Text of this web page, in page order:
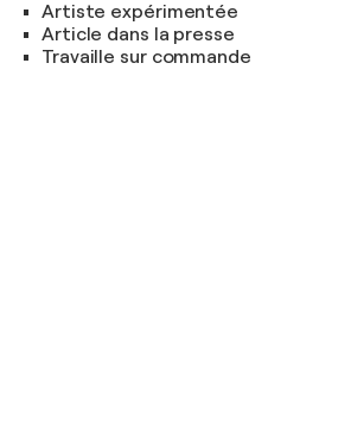
Artiste expérimentée
Article dans la presse
Travaille sur commande